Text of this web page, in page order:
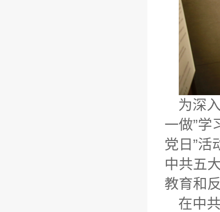
为深
一做”学
党日”
中共五
教育和
在中